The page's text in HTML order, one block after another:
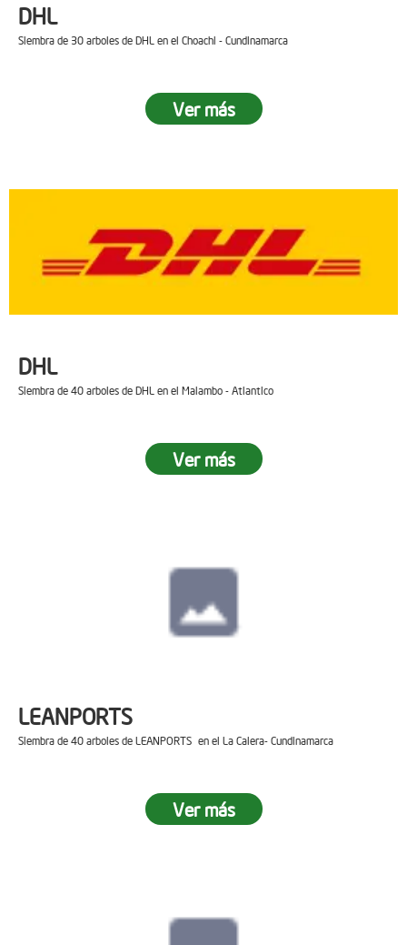
DHL
Siembra de 30 arboles de DHL en el Choachi - Cundinamarca
Ver más
DHL
Siembra de 40 arboles de DHL en el Malambo - Atlantico
Ver más
LEANPORTS
Siembra de 40 arboles de LEANPORTS en el La Calera- Cundinamarca
Ver más